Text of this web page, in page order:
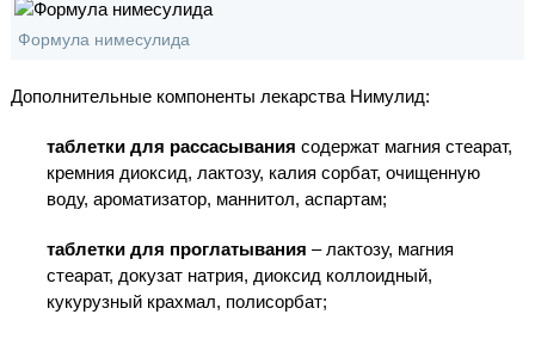
Формула нимесулида
Дополнительные компоненты лекарства Нимулид:
таблетки для рассасывания содержат магния стеарат,
кремния диоксид, лактозу, калия сорбат, очищенную
воду, ароматизатор, маннитол, аспартам;
таблетки для проглатывания – лактозу, магния
стеарат, докузат натрия, диоксид коллоидный,
кукурузный крахмал, полисорбат;